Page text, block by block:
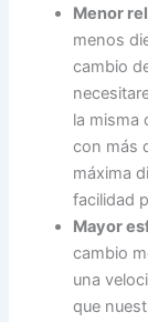
Menor
menos
cambio
la misma
con más
máxima
facilidad
Mayor
cambio
una
que